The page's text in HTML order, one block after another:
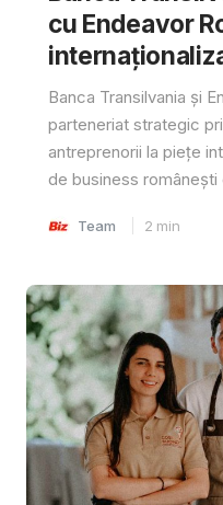
cu Endeavor
Banca Transilvania și
parteneriat strategic
antreprenorii la piețe
de business românești
Team 2 min